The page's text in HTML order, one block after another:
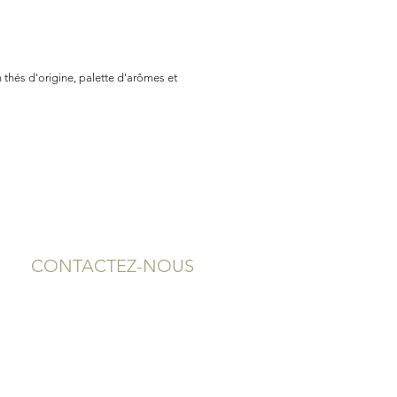
thés d'origine, palette d'arômes et
CONTACTEZ-NOUS